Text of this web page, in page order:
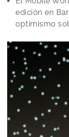
edición en
optimismo